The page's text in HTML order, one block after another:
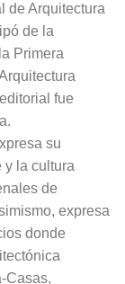
de Arquitectura
de la
Primera
fue
su
y la cultura
de
expresa
donde
Casas,